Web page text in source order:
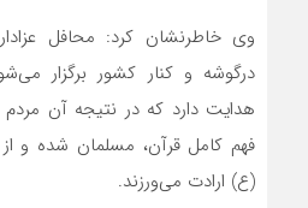
وی خاطرنشان کرد: محافل
درگوشه و کنار کشور برگزار
هدایت دارد که در نتیجه آن مردم
فهم کامل قرآن، مسلمان شده و
(ع) ارادت می‌ورزند.